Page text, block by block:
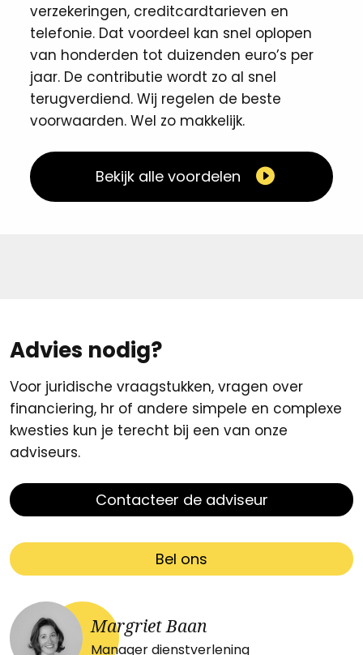
verzekeringen, creditcardtarieven en
telefonie. Dat voordeel kan snel oplopen
van honderden tot duizenden euro’s per
jaar. De contributie wordt zo al snel
terugverdiend. Wij regelen de beste
voorwaarden. Wel zo makkelijk. ​
Bekijk alle voordelen
Advies nodig?
Voor juridische vraagstukken, vragen over
financiering, hr of andere simpele en complexe
kwesties kun je terecht bij een van onze
adviseurs.
Contacteer de adviseur
Bel ons
Margriet Baan
Manager dienstverlening